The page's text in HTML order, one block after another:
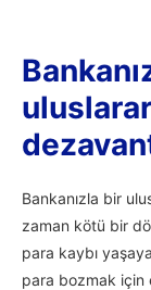
Bankanızla bir
zaman kötü bir
para kaybı
para bozmak için